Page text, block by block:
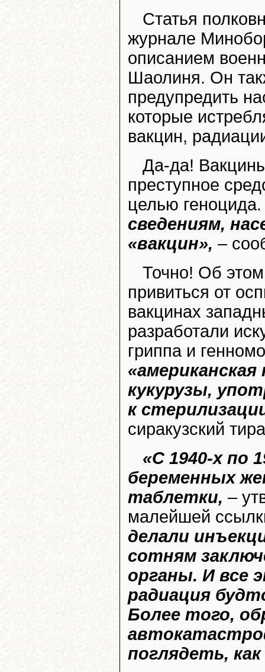
Статья
журнале
описанием
Шаолиня. Он
предупредить
которые
вакцин,
Да-да!
преступное
целью
сведениям,
«вакцин», –
Точно! Об
привиться от
вакцинах
разработали
гриппа и
кукурузы,
к
сиракузский
«С 1940-х по
беременных
таблетки, –
малейшей
делали
сотням
органы. И все
радиация
Более того,
поглядеть,